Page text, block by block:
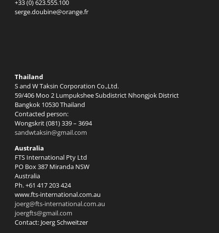
+33 (0) 623.555.100
serge.doubine@orange.fr
Thailand
S and W Taksin Corporation Co.,Ltd.
59/406 Moo 2 Lumpukshee Subdistrict Nhongjok District
Bangkok 10530 Thailand
Contacted person:
Wongskrit (081) 339 – 3694
sandwtaksin@gmail.com
Australia
FTS International Pty Ltd
PO Box 387 Miranda NSW
Australia
Ph. +61 417 203 424
www.fts-international.com.au
joerg@fts-international.com.au
joergfts@gmail.com
Contact: Joerg Schweitzer